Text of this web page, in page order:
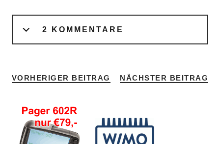
2 KOMMENTARE
VORHERIGER BEITRAG NÄCHSTER BEITRAG